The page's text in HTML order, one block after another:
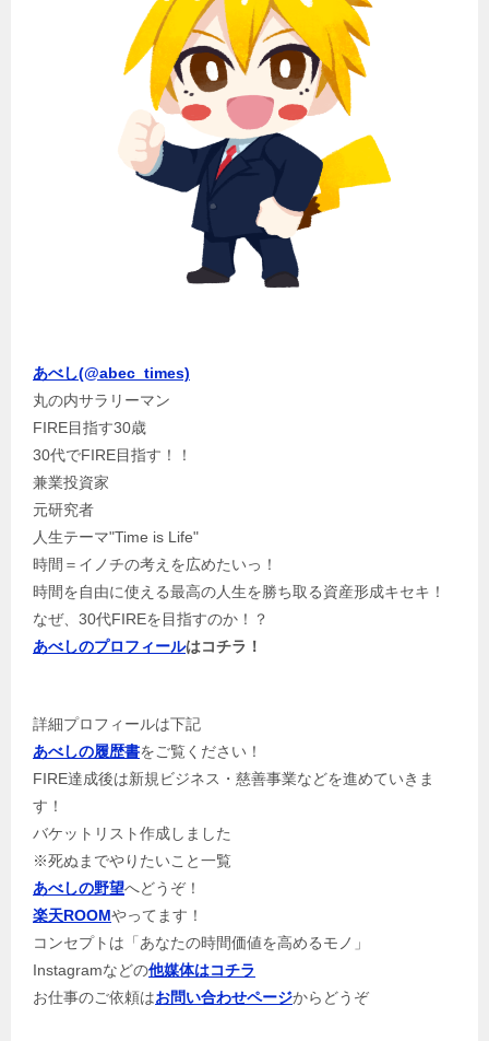
あべし(@abec_times)
丸の内サラリーマン
FIRE目指す30歳
30代でFIRE目指す！！
兼業投資家
元研究者
人生テーマ"Time is Life"
時間＝イノチの考えを広めたいっ！
時間を自由に使える最高の人生を勝ち取る資産形成キセキ！
なぜ、30代FIREを目指すのか！？
あべしのプロフィールはコチラ！
詳細プロフィールは下記
あべしの履歴書をご覧ください！
FIRE達成後は新規ビジネス・慈善事業などを進めていきま
す！
バケットリスト作成しました
※死ぬまでやりたいこと一覧
あべしの野望へどうぞ！
楽天ROOMやってます！
コンセプトは「あなたの時間価値を高めるモノ」
Instagramなどの他媒体はコチラ
お仕事のご依頼はお問い合わせページからどうぞ